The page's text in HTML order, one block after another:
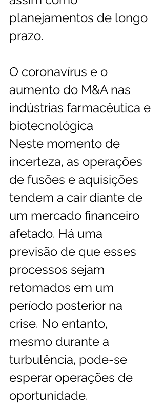
planejamentos de longo
prazo.
O coronavírus e o
aumento do M&A nas
indústrias farmacêutica e
biotecnológica
Neste momento de
incerteza, as operações
de fusões e aquisições
tendem a cair diante de
um mercado financeiro
afetado. Há uma
previsão de que esses
processos sejam
retomados em um
período posterior na
crise. No entanto,
mesmo durante a
turbulência, pode-se
esperar operações de
oportunidade.